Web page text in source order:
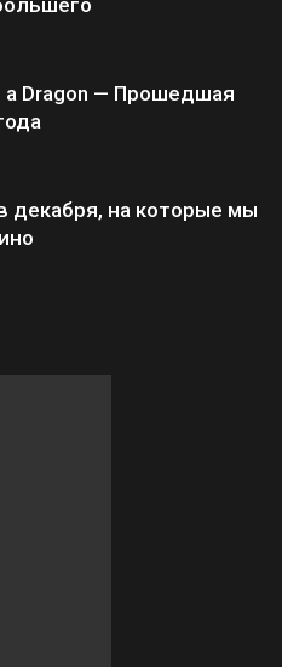
a Dragon — Прошедшая
декабря, на которые мы